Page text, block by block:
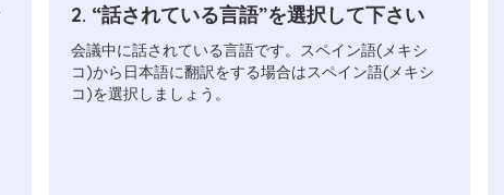
2. “話されている言語”を選択して下さい
会議中に話されている言語です。スペイン語(メキシ
コ)から日本語に翻訳をする場合はスペイン語(メキシ
コ)を選択しましょう。